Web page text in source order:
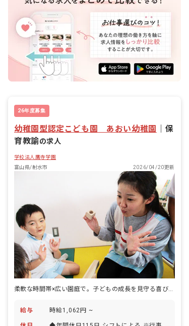
方も、しっかりサポートしていきます。
26年度募集
幼稚園型認定こども園 あおい幼稚園
保
育教諭の求人
学校法人鷹寺学園
富山県/射水市
2026/04/20更新
柔軟な時間帯×広い園庭で。子どもの成長を見守る喜びが、ずっと続く
給与 時給1,062円 ~